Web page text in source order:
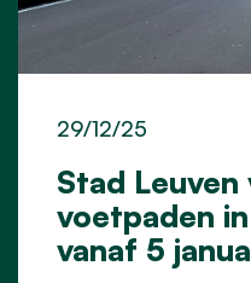
Stad
voetpaden
vanaf 5
29/12/25